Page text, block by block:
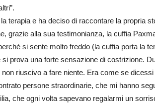
terapia e ha deciso di raccontare la propria
grazie alla sua testimonianza, la cuffia
si sente molto freddo (la cuffia porta la
si prova una forte sensazione di costrizione.
non riuscivo a fare niente. Era come se
persone straordinarie, che mi hanno
che ogni volta sapevano regalarmi un